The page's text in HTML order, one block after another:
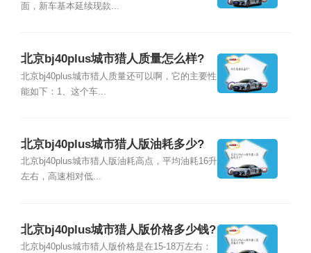
面，新车基本延续现款...
北京bj40plus城市猎人质量怎么样?
北京bj40plus城市猎人质量还可以啊，它的主要性
能如下：1、这个车...
北京bj40plus城市猎人版油耗多少?
北京bj40plus城市猎人版油耗高点，平均油耗16升
左右，高速相对低...
北京bj40plus城市猎人版价格多少钱?
北京bj40plus城市猎人版价格是在15-18万左右：